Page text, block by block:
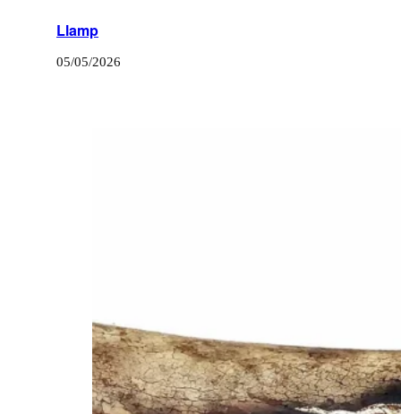
Llamp
05/05/2026